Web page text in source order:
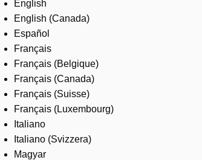
English
English (Canada)
Español
Français
Français (Belgique)
Français (Canada)
Français (Suisse)
Français (Luxembourg)
Italiano
Italiano (Svizzera)
Magyar